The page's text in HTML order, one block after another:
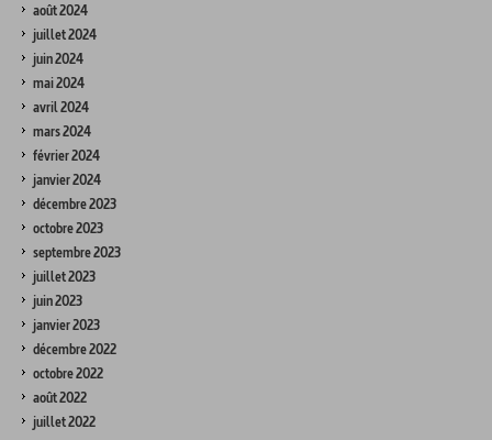
août 2024
juillet 2024
juin 2024
mai 2024
avril 2024
mars 2024
février 2024
janvier 2024
décembre 2023
octobre 2023
septembre 2023
juillet 2023
juin 2023
janvier 2023
décembre 2022
octobre 2022
août 2022
juillet 2022